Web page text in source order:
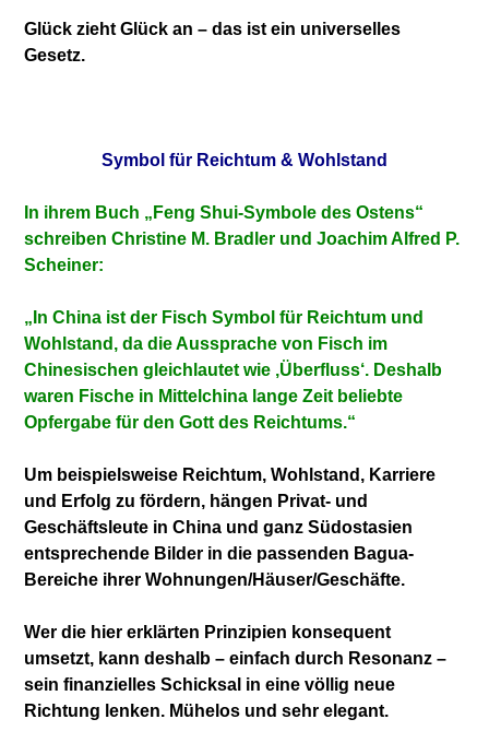
Glück zieht Glück an – das ist ein universelles
Gesetz.
Symbol für Reichtum & Wohlstand
In ihrem Buch „Feng Shui-Symbole des Ostens“
schreiben Christine M. Bradler und Joachim Alfred P.
Scheiner:
„In China ist der Fisch Symbol für Reichtum und
Wohlstand, da die Aussprache von Fisch im
Chinesischen gleichlautet wie ‚Überfluss‘. Deshalb
waren Fische in Mittelchina lange Zeit beliebte
Opfergabe für den Gott des Reichtums.“
Um beispielsweise Reichtum, Wohlstand, Karriere
und Erfolg zu fördern, hängen Privat- und
Geschäftsleute in China und ganz Südostasien
entsprechende Bilder in die passenden Bagua-
Bereiche ihrer Wohnungen/Häuser/Geschäfte.
Wer die hier erklärten Prinzipien konsequent
umsetzt, kann deshalb – einfach durch Resonanz –
sein finanzielles Schicksal in eine völlig neue
Richtung lenken. Mühelos und sehr elegant.